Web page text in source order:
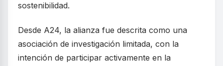
sostenibilidad.
Desde A24, la alianza fue descrita como una
asociación de investigación limitada, con la
intención de participar activamente en la